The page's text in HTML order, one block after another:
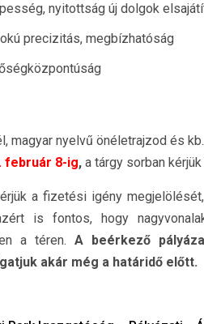
nyitottság új dolgok
precizitás, megbízhatóság
magyar nyelvű önéletrajzod és
február 8-ig,a tárgy sorban
a fizetési igény
is fontos, hogy
a téren. A beérkező
akár még a határidő előtt.